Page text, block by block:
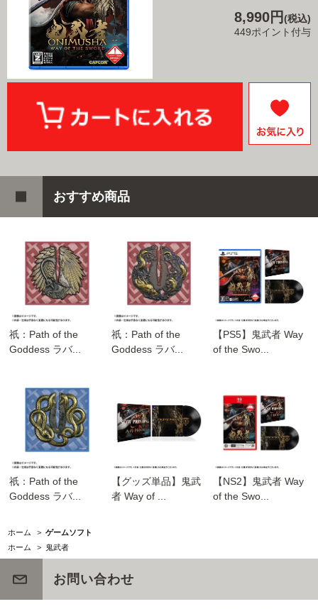
8,990円(税込)
449ポイント付与
おすすめ商品
祇：Path of the
Goddess ラバ...
祇：Path of the
Goddess ラバ...
【PS5】鬼武者 Way
of the Swo...
祇：Path of the
Goddess ラバ...
【グッズ単品】鬼武
者 Way of ...
【NS2】鬼武者 Way
of the Swo...
ホーム > ゲームソフト
ホーム
> 鬼武者
お問い合わせ